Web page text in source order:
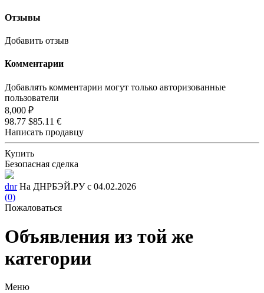
Отзывы
Добавить отзыв
Комментарии
Добавлять комментарии могут только авторизованные
пользователи
8,000 ₽
98.77 $85.11 €
Написать продавцу
Купить
Безопасная сделка
dnr На ДНРБЭЙ.РУ с 04.02.2026
(0)
Пожаловаться
Объявления из той же
категории
Меню